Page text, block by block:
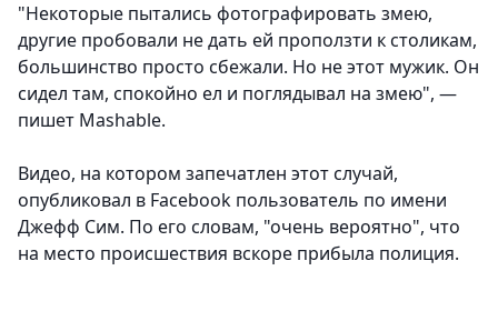
"Некоторые пытались фотографировать змею,
другие пробовали не дать ей проползти к столикам,
большинство просто сбежали. Но не этот мужик. Он
сидел там, спокойно ел и поглядывал на змею", —
пишет Mashable.
Видео, на котором запечатлен этот случай,
опубликовал в Facebook пользователь по имени
Джефф Сим. По его словам, "очень вероятно", что
на место происшествия вскоре прибыла полиция.